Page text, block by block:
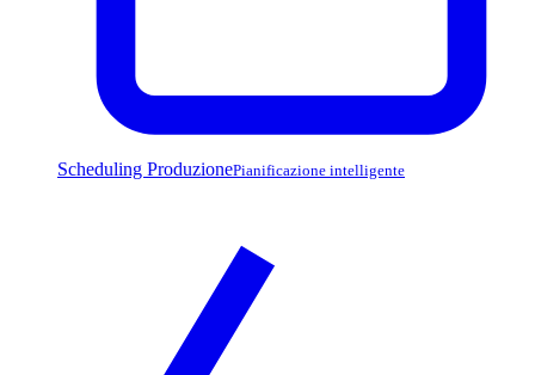
Scheduling ProduzionePianificazione intelligente